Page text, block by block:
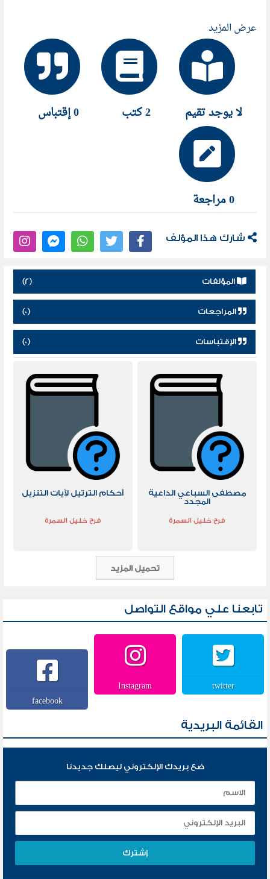
عرض المزيد
لا يوجد تقيم 2 كتب 0 إقتباس
0 مراجعة
شارك هذا المؤلف
المؤلفات (2)
المراجعات (0)
الإقتباسات (0)
مصطفى السباعي الداعية
المجدد
فرح خليل السمرة
أحكام الترتيل لآيات التنزيل
فرح خليل السمرة
تحميل المزيد
تابعنا علي مواقع التواصل
twitter
Instagram
facebook
القائمة البريدية
ضع بريدك الإلكتروني ليصلك جديدنا